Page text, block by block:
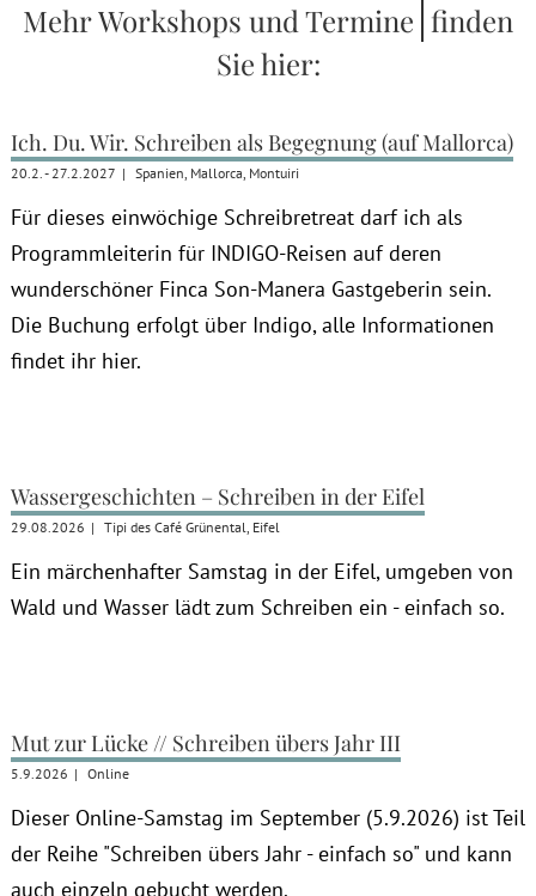
Mehr
finden
Sie hier:
Ich. Du. Wir. Schreiben als Begegnung (auf Mallorca)
20.2. - 27.2.2027 | Spanien, Mallorca, Montuiri
Für dieses einwöchige Schreibretreat darf ich als
Programmleiterin für INDIGO-Reisen auf deren
wunderschöner Finca Son-Manera Gastgeberin sein.
Die Buchung erfolgt über Indigo, alle Informationen
findet ihr hier.
Wassergeschichten – Schreiben in der Eifel
29.08.2026 | Tipi des Café Grünental, Eifel
Ein märchenhafter Samstag in der Eifel, umgeben von
Wald und Wasser lädt zum Schreiben ein - einfach so.
Mut zur Lücke // Schreiben übers Jahr III
5.9.2026 | Online
Dieser Online-Samstag im September (5.9.2026) ist Teil
der Reihe "Schreiben übers Jahr - einfach so" und kann
auch einzeln gebucht werden.